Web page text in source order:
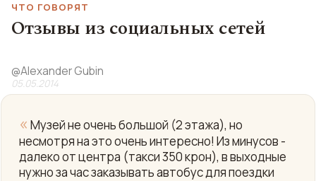
ЧТО ГОВОРЯТ
Отзывы из социальных сетей
@Alexander Gubin
05.05.2014
« Музей не очень большой (2 этажа), но
несмотря на это очень интересно! Из минусов -
далеко от центра (такси 350 крон), в выходные
нужно за час заказывать автобус для поездки